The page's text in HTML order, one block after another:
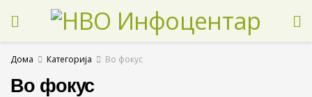
Дома Категорија Во фокус
Во фокус